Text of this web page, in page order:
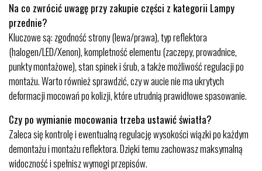
Na co zwrócić uwagę przy zakupie części z kategorii Lampy
przednie?
Kluczowe są: zgodność strony (lewa/prawa), typ reflektora
(halogen/LED/Xenon), kompletność elementu (zaczepy, prowadnice,
punkty montażowe), stan spinek i śrub, a także możliwość regulacji po
montażu. Warto również sprawdzić, czy w aucie nie ma ukrytych
deformacji mocowań po kolizji, które utrudnią prawidłowe spasowanie.
Czy po wymianie mocowania trzeba ustawić światła?
Zaleca się kontrolę i ewentualną regulację wysokości wiązki po każdym
demontażu i montażu reflektora. Dzięki temu zachowasz maksymalną
widoczność i spełnisz wymogi przepisów.